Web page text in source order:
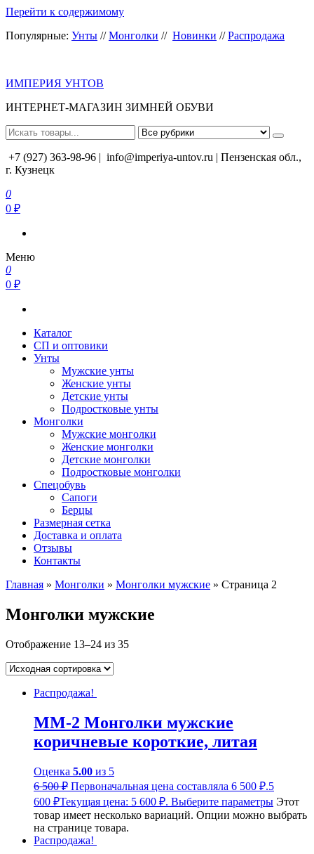
Перейти к содержимому
Популярные: Унты //Монголки // Новинки //Распродажа
ИМПЕРИЯ УНТОВ
ИНТЕРНЕТ-МАГАЗИН ЗИМНЕЙ ОБУВИ
+7 (927) 363-98-96 | info@imperiya-untov.ru | Пензенская обл.,
г. Кузнецк
0
0 ₽
Меню
0
0 ₽
Каталог
СП и оптовики
Унты
Мужские унты
Женские унты
Детские унты
Подростковые унты
Монголки
Мужские монголки
Женские монголки
Детские монголки
Подростковые монголки
Спецобувь
Сапоги
Берцы
Размерная сетка
Доставка и оплата
Отзывы
Контакты
Главная » Монголки » Монголки мужские » Страница 2
Монголки мужские
Отображение 13–24 из 35
Распродажа!
ММ-2 Монголки мужские
коричневые короткие, литая
Оценка 5.00 из 5
6 500₽ Первоначальная цена составляла 6 500 ₽.5
600 ₽Текущая цена: 5 600 ₽. Выберите параметры Этот
товар имеет несколько вариаций. Опции можно выбрать
на странице товара.
Распродажа!